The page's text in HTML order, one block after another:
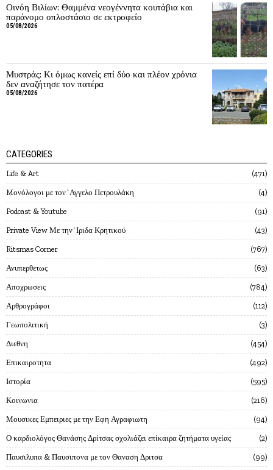
Οινόη Βιλίων: Θαμμένα νεογέννητα κουτάβια και
παράνομο οπλοστάσιο σε εκτροφείο
05/08/2026
Μυστράς: Κι όμως κανείς επί δύο και πλέον χρόνια
δεν αναζήτησε τον πατέρα
05/08/2026
CATEGORIES
Life & Art 471
Mονόλογοι με τον`Αγγελο Πετρουλάκη 4
Podcast & Youtube 91
Private View Με την`Ιριδα Κρητικού 43
Ritsmas Corner 767
Ανυπερθετως 63
Αποχρωσεις 784
Αρθρογράφοι 112
Γεωπολιτική 3
Διεθνη 454
Επικαιροτητα 492
Ιστορία 595
Κοινωνια 216
Μουσικες Εμπειριες με την Εφη Αγραφιωτη 94
Ο καρδιολόγος Θανάσης Δρίτσας σχολιάζει επίκαιρα ζητήματα υγείας 2
Παυσιλυπα & Παυσιπονα με τον Θαναση Δριτσα 99